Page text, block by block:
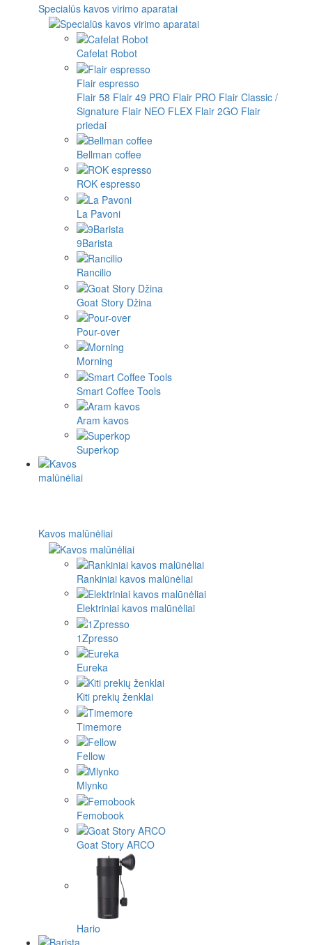
Specialūs kavos virimo aparatai
Cafelat Robot
Flair espresso
Flair 58 Flair 49 PRO Flair PRO Flair Classic /
Signature Flair NEO FLEX Flair 2GO Flair
priedai
Bellman coffee
ROK espresso
La Pavoni
9Barista
Rancilio
Goat Story Džina
Pour-over
Morning
Smart Coffee Tools
Aram kavos
Superkop
Kavos malūnėliai
Rankiniai kavos malūnėliai
Elektriniai kavos malūnėliai
1Zpresso
Eureka
Kiti prekių ženklai
Timemore
Fellow
Mlynko
Femobook
Goat Story ARCO
Hario